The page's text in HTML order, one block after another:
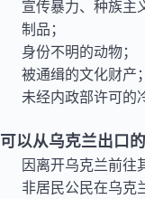
宣传暴力、种族主
制品；
身份不明的动物；
被通缉的文化财产；
未经内政部许可的
可以从乌克兰出口
因离开乌克兰前往
非居民公民在乌克